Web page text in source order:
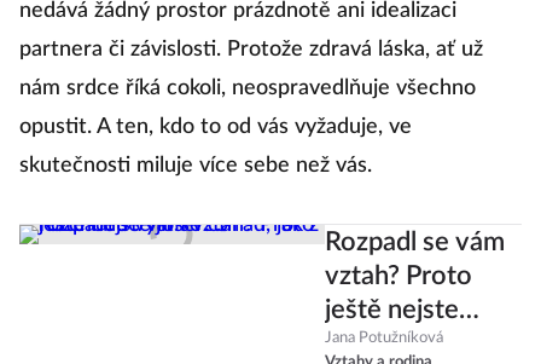
nedává žádný prostor prázdnotě ani idealizaci
partnera či závislosti. Protože zdravá láska, ať už
nám srdce říká cokoli, neospravedlňuje všechno
opustit. A ten, kdo to od vás vyžaduje, ve
skutečnosti miluje více sebe než vás.
Rozpadl se vám
vztah? Proto
ještě nejste
loser! 5 rad, jak z
Jana Potužníková